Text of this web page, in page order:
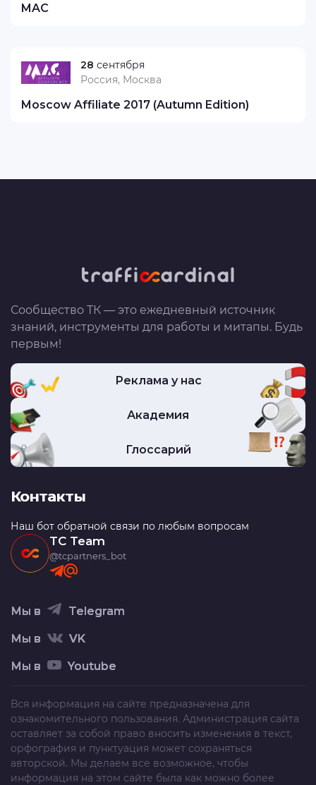
MAC
28 сентября
Moscow Affiliate 2017 (Autumn Edition)
Россия, Москва
Сообщество ТК — это ежедневный источник
знаний, инструменты для работы и митапы. Будь
первым!
Реклама у нас
Академия
Глоссарий
Контакты
Наш бот обратной связи по любым вопросам
TC Team
@tcpartners_bot
Мы в Telegram
Мы в VK
Мы в Youtube
Вся информация на сайте предназначена для
ознакомительного пользования. Администрация сайта
оставляет за собой право вносить изменения в текст,
орфография и пунктуация может сохраняться
авторской. Мы делаем все возможное, чтобы
информация на этом сайте была как можно более